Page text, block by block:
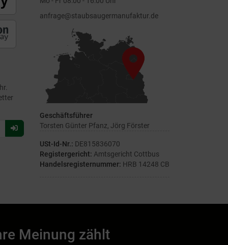
Für
Newsletter
anmelden
anfrage@staubsaugermanufaktur.de
Geschäftsführer
Torsten Günter Pfanz, Jörg Förster
USt-Id-Nr.: DE815836070
Registergericht: Amtsgericht Cottbus
Handelsregisternummer: HRB 14248 CB
Meinung zählt